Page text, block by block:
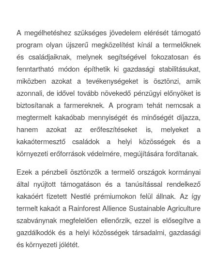
A megélhetéshez szükséges jövedelem elérését támogató
program olyan újszerű megközelítést kínál a termelőknek
és családjaiknak, melynek segítségével fokozatosan és
fenntartható módon építhetik ki gazdasági stabilitásukat,
miközben azokat a tevékenységeket is ösztönzi, amik
azonnali, de idővel tovább növekedő pénzügyi előnyöket is
biztosítanak a farmereknek. A program tehát nemcsak a
megtermelt kakaóbab mennyiségét és minőségét díjazza,
hanem azokat az erőfeszítéseket is, melyeket a
kakaótermesztő családok a helyi közösségek és a
környezeti erőforrások védelmére, megújítására fordítanak.
Ezek a pénzbeli ösztönzők a termelő országok kormányai
által nyújtott támogatáson és a tanúsítással rendelkező
kakaóért fizetett Nestlé prémiumokon felül állnak. Az így
termelt kakaót a Rainforest Allience Sustainable Agriculture
szabványnak megfelelően ellenőrzik, ezzel is elősegítve a
gazdálkodók és a helyi közösségek társadalmi, gazdasági
és környezeti jólétét.